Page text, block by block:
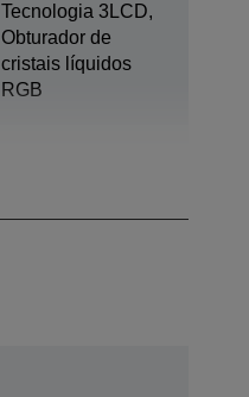
Tecnologia 3LCD,
Obturador de
cristais líquidos
RGB